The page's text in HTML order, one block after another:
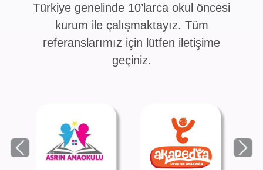
Türkiye genelinde 10’larca okul öncesi
kurum ile çalışmaktayız. Tüm
referanslarımız için lütfen iletişime
geçiniz.
Previous Next